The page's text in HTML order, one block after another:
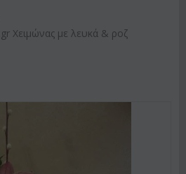
Χειμώνας με λευκά & ροζ